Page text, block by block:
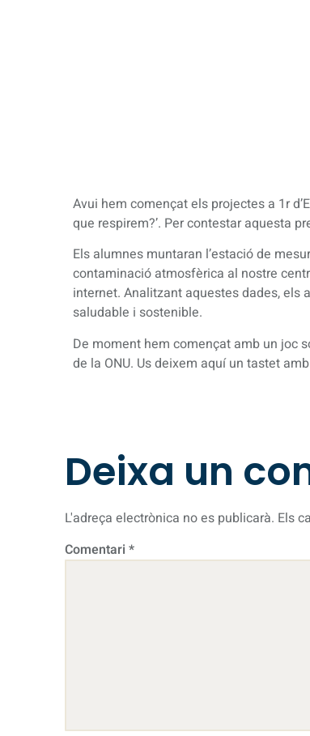
Avui hem començat els projectes a 1r
que respirem?’. Per contestar aquesta
Els alumnes muntaran l’estació de
contaminació atmosfèrica al nostre
internet. Analitzant aquestes dades, els
saludable i sostenible.
De moment hem començat amb un joc
de la ONU. Us deixem aquí un tastet
Deixa un
L'adreça electrònica no es publicarà. Els
Comentari*